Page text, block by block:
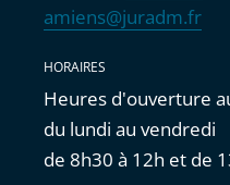
amiens@juradm.fr
HORAIRES
Heures d'ouverture
du lundi au vendredi
de 8h30 à 12h et de